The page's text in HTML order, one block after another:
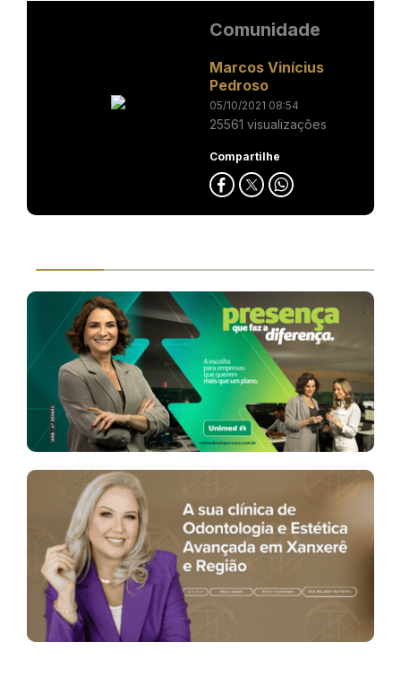
Comunidade
Marcos Vinícius
Pedroso
05/10/2021 08:54
25561 visualizações
Compartilhe